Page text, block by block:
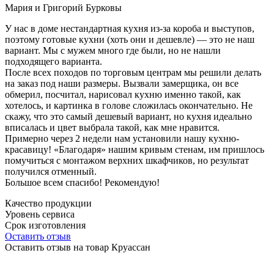
Мария и Григорий Бурковы
У нас в доме нестандартная кухня из-за короба и выступов,
поэтому готовые кухни (хоть они и дешевле) — это не наш
вариант. Мы с мужем много где были, но не нашли
подходящего варианта.
После всех походов по торговым центрам мы решили делать
на заказ под наши размеры. Вызвали замерщика, он все
обмерил, посчитал, нарисовал кухню именно такой, как
хотелось, и картинка в голове сложилась окончательно. Не
скажу, что это самый дешевый вариант, но кухня идеально
вписалась и цвет выбрала такой, как мне нравится.
Примерно через 2 недели нам установили нашу кухню-
красавицу! «Благодаря» нашим кривым стенам, им пришлось
помучиться с монтажом верхних шкафчиков, но результат
получился отменный.
Большое всем спасибо! Рекомендую!
Качество продукции
Уровень сервиса
Срок изготовления
Оставить отзыв
Оставить отзыв на товар Круассан